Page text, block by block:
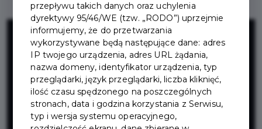
Kanalizacja
deszczowa
ulicy
przepływu takich danych oraz uchylenia
dyrektywy 95/46/WE (tzw. „RODO”) uprzejmie
informujemy, że do przetwarzania
wykorzystywane będą następujące dane: adres
IP twojego urządzenia, adres URL żądania,
nazwa domeny, identyfikator urządzenia, typ
przeglądarki, język przeglądarki, liczba kliknięć,
ilość czasu spędzonego na poszczególnych
stronach, data i godzina korzystania z Serwisu,
typ i wersja systemu operacyjnego,